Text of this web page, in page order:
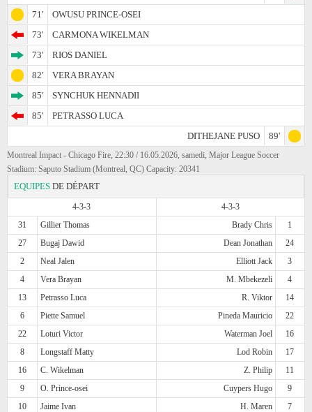
71'
OWUSU PRINCE-OSEI
73'
CARMONA WIKELMAN
73'
RIOS DANIEL
82'
VERA BRAYAN
85'
SYNCHUK HENNADII
85'
PETRASSO LUCA
DITHEJANE PUSO
89'
Montreal Impact - Chicago Fire, 22:30 / 16.05.2026, samedi, Major League Soccer
Stadium: Saputo Stadium (Montreal, QC) Capacity: 20341
EQUIPES DE DÉPART
4-3-3
4-3-3
31
Gillier Thomas Brady Chris
1
27
Bugaj Dawid Dean Jonathan
24
2
Neal Jalen Elliott Jack
3
4
Vera Brayan M. Mbekezeli
4
13
Petrasso Luca R. Viktor
14
6
Piette Samuel Pineda Mauricio
22
22
Loturi Victor Waterman Joel
16
8
Longstaff Matty Lod Robin
17
16
C. Wikelman Z. Philip
11
9
O. Prince-osei Cuypers Hugo
9
10
Jaime Ivan H. Maren 7